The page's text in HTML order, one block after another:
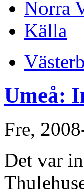
Norra
Källa
Umeå:
Fre,
Det var